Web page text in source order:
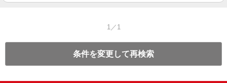
1／1
条件を変更して再検索